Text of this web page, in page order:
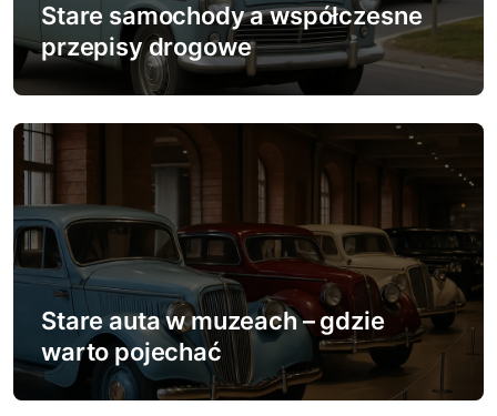
Stare samochody a współczesne
przepisy drogowe
Stare auta w muzeach – gdzie
warto pojechać